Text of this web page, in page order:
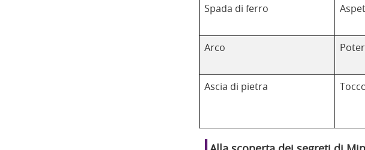
Spada di ferro
Arco
Ascia di pietra